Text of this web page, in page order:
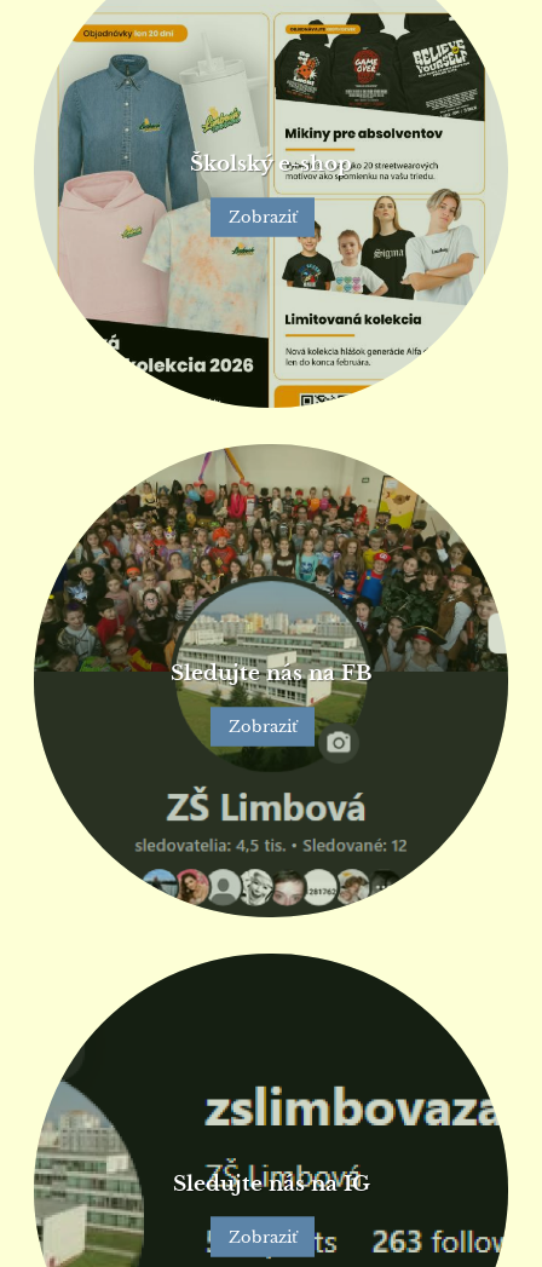
Školský e-shop
Zobraziť
Sledujte nás na FB
Zobraziť
Sledujte nás na IG
Zobraziť